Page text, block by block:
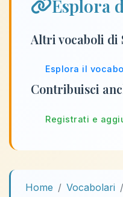
Esplora
Altri vocaboli di
Esplora il
Contribuisci
Registrati e
Home Vocabolari